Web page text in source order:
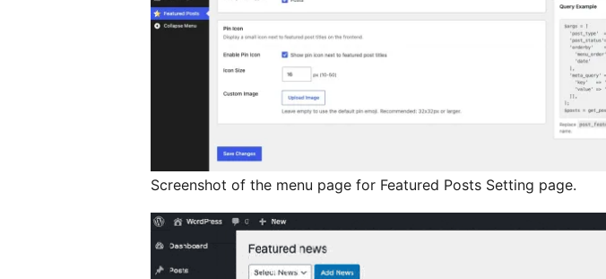
Screenshot of the menu page for Featured Posts Setting page.